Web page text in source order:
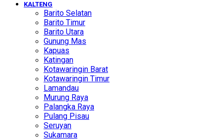
KALTENG
Barito Selatan
Barito Timur
Barito Utara
Gunung Mas
Kapuas
Katingan
Kotawaringin Barat
Kotawaringin Timur
Lamandau
Murung Raya
Palangka Raya
Pulang Pisau
Seruyan
Sukamara